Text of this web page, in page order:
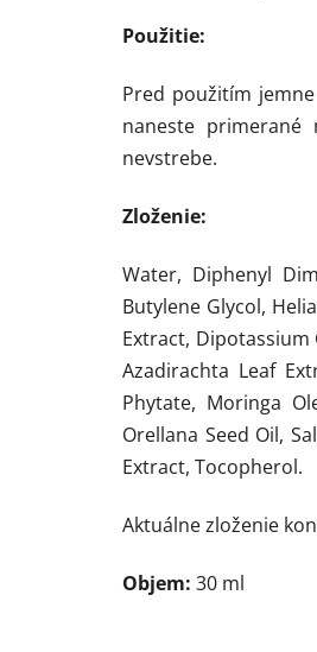
Použitie:
Pred použitím
naneste
nevstrebe.
Zloženie:
Water, Diphenyl
Butylene Glycol,
Extract, Dipotassium
Azadirachta Leaf
Phytate, Moringa
Orellana Seed Oil,
Extract, Tocopherol.
Aktuálne zloženie
Objem: 30 ml